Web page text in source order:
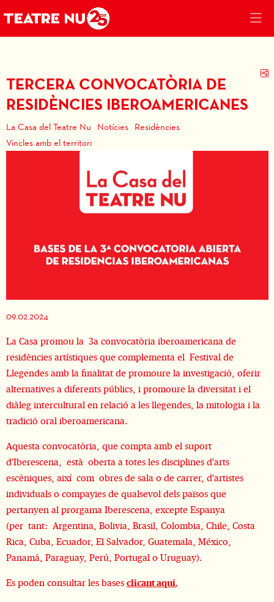
TERCERA CONVOCATÒRIA DE
RESIDÈNCIES IBEROAMERICANES
La Casa del Teatre Nu Notícies
Residències
Vincles amb el territori
09.02.2024
La Casa promou la 3a convocatòria iberoamericana de
residències artístiques que complementa el Festival de
Llegendes amb la finalitat de promoure la investigació, oferir
alternatives a diferents públics, i promoure la diversitat i el
diàleg intercultural en relació a les llegendes, la mitologia i la
tradició oral iberoamericana.
Aquesta convocatòria, que compta amb el suport
d'Iberescena, està oberta a totes les disciplines d'arts
escèniques, així com obres de sala o de carrer, d'artistes
individuals o compayies de qualsevol dels països que
pertanyen al prorgama Iberescena, excepte Espanya
(per tant: Argentina, Bolivia, Brasil, Colombia, Chile, Costa
Rica, Cuba, Ecuador, El Salvador, Guatemala, México,
Panamá, Paraguay, Perú, Portugal o Uruguay).
Es poden consultar les bases clicant aquí.